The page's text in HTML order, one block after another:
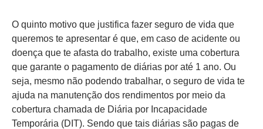
O quinto motivo que justifica fazer seguro de vida que
queremos te apresentar é que, em caso de acidente ou
doença que te afasta do trabalho, existe uma cobertura
que garante o pagamento de diárias por até 1 ano. Ou
seja, mesmo não podendo trabalhar, o seguro de vida te
ajuda na manutenção dos rendimentos por meio da
cobertura chamada de Diária por Incapacidade
Temporária (DIT). Sendo que tais diárias são pagas de